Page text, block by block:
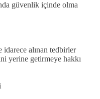
güvenlik içinde olma
idarece alınan tedbirler
yerine getirmeye hakkı